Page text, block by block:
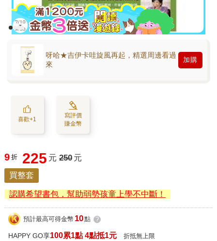
呀哈★吉伊卡哇旋風再起，精選周邊看過
來
加購
喜歡+1
寫評價
賺金幣
9 折 225 元 250 元
買整套
認購希望書包，幫助弱勢孩童上學不中斷！
預計最高可得金幣 10點 ?
HAPPY GO享100累1點 4點抵1元 折抵無上限